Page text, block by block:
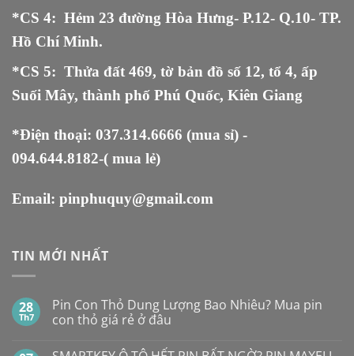
*CS 4: Hẻm 23 đường Hòa Hưng- P.12- Q.10- TP.
Hồ Chí Minh.
*CS 5: Thửa đất 469, tờ bản đồ số 12, tổ 4, ấp
Suối Mây, thành phố Phú Quốc, Kiên Giang
*Điện thoại: 037.314.6666 (mua sỉ) -
094.644.8182-( mua lẻ)
Email: pinphuquy@gmail.com
TIN MỚI NHẤT
28
Th7
Pin Con Thỏ Dung Lượng Bao Nhiêu? Mua pin
con thỏ giá rẻ ở đâu